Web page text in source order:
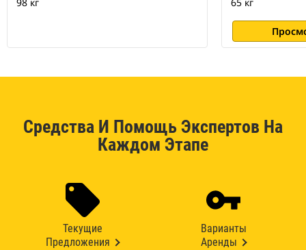
98 кг 65 кг
Средства И Помощь Экспертов На
Каждом Этапе
Текущие
Предложения
Варианты
Аренды